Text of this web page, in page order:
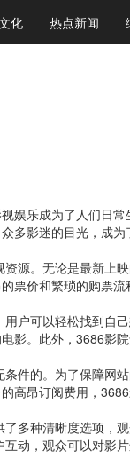
化 热点新闻
娱乐成为了人们日
多影迷的目光，成为
源。无论是最新上
票价和繁琐的购票
户可以轻松找到自
影。此外，3686影
件的。为了保障网
高昂订阅费用，
多种清晰度选项，
动，观众可以对影